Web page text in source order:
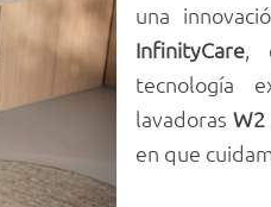
una
InfinityCare,
tecnología
lavadorasW2
en que